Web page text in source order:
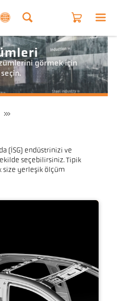
görmek için
(ISG) endüstrinizi ve
seçebilirsiniz. Tipik
size yerleşik ölçüm